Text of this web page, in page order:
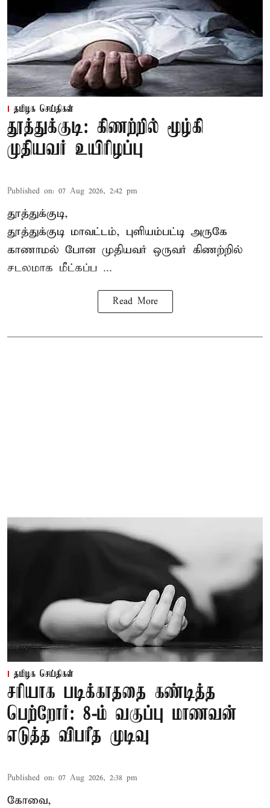
தமிழக செய்திகள்
தூத்துக்குடி: கிணற்றில் மூழ்கி
முதியவர் உயிரிழப்பு
Published on: 07 Aug 2026, 2:42 pm
தூத்துக்குடி,
தூத்துக்குடி மாவட்டம், புளியம்பட்டி அருகே
காணாமல் போன முதியவர் ஒருவர் கிணற்றில்
சடலமாக மீட்கப்ப ...
Read More
தமிழக செய்திகள்
சரியாக படிக்காததை கண்டித்த
பெற்றோர்: 8-ம் வகுப்பு மாணவன்
எடுத்த விபரீத முடிவு
Published on: 07 Aug 2026, 2:38 pm
கோவை,